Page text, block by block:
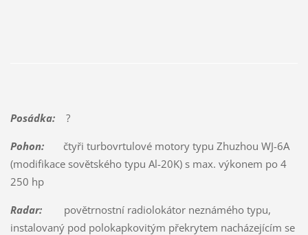
Posádka:?
Pohon:čtyři turbovrtulové motory typu Zhuzhou WJ-6A
(modifikace sovětského typu Al-20K) s max. výkonem po 4
250 hp
Radar:povětrnostní radiolokátor neznámého typu,
instalovaný pod polokapkovitým překrytem nacházejícím se